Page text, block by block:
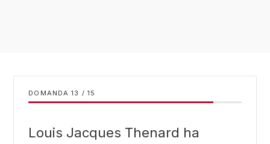
DOMANDA / 15
Louis Jacques Thenard ha